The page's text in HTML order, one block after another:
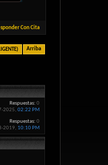
Con Cita
Arriba
Respuestas: 0
2025, 02:22 PM
Respuestas: 0
2019, 10:10 PM